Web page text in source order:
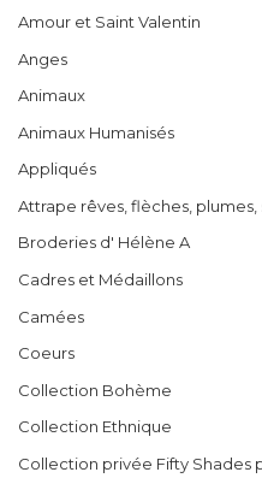
Amour et Saint Valentin
Anges
Animaux
Animaux Humanisés
Appliqués
Attrape rêves, flèches,
Broderies d' Hélène A
Cadres et Médaillons
Camées
Coeurs
Collection Bohème
Collection Ethnique
Collection privée Fifty Shades